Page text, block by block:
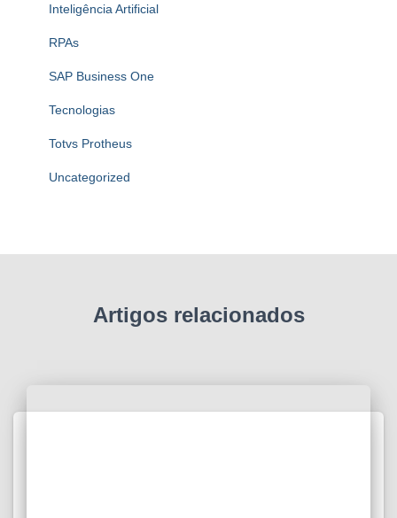
Inteligência Artificial
RPAs
SAP Business One
Tecnologias
Totvs Protheus
Uncategorized
Artigos relacionados